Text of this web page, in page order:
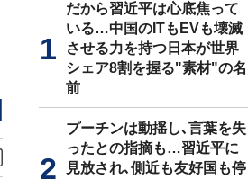
だから習近平は心底焦って
いる…中国のITもEVも壊滅
させる力を持つ日本が世界
シェア8割を握る"素材"の名
前
プーチンは動揺し､言葉を失
ったとの指摘も…習近平に
見放され､側近も友好国も停